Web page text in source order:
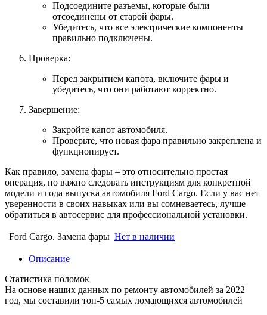
Подсоедините разъемы, которые были
отсоединены от старой фары.
Убедитесь, что все электрические компоненты
правильно подключены.
Проверка:
Перед закрытием капота, включите фары и
убедитесь, что они работают корректно.
Завершение:
Закройте капот автомобиля.
Проверьте, что новая фара правильно закреплена и
функционирует.
Как правило, замена фары – это относительно простая
операция, но важно следовать инструкциям для конкретной
модели и года выпуска автомобиля Ford Cargo. Если у вас нет
уверенности в своих навыках или вы сомневаетесь, лучше
обратиться в автосервис для профессиональной установки.
Ford Cargo. Замена фары Нет в наличии
Описание
Статистика поломок
На основе наших данных по ремонту автомобилей за 2022
год, мы составили топ-5 самых ломающихся автомобилей